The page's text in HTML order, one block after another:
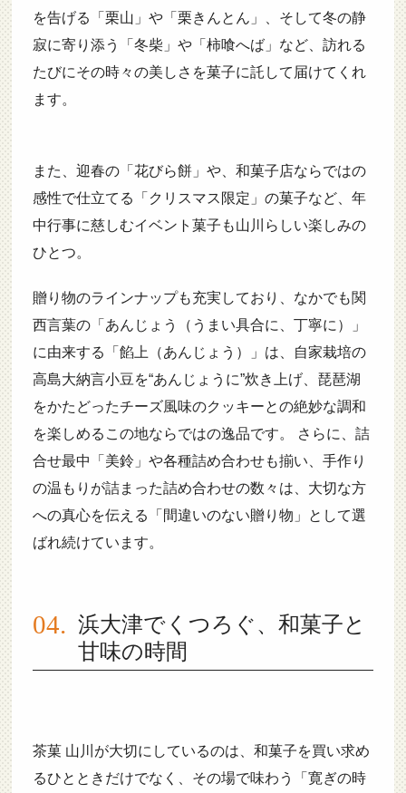
を告げる「栗山」や「栗きんとん」、そして冬の静
寂に寄り添う「冬柴」や「柿喰へば」など、訪れる
たびにその時々の美しさを菓子に託して届けてくれ
ます。
また、迎春の「花びら餅」や、和菓子店ならではの
感性で仕立てる「クリスマス限定」の菓子など、年
中行事に慈しむイベント菓子も山川らしい楽しみの
ひとつ。
贈り物のラインナップも充実しており、なかでも関
西言葉の「あんじょう（うまい具合に、丁寧に）」
に由来する「餡上（あんじょう）」は、自家栽培の
高島大納言小豆を“あんじょうに”炊き上げ、琵琶湖
をかたどったチーズ風味のクッキーとの絶妙な調和
を楽しめるこの地ならではの逸品です。 さらに、詰
合せ最中「美鈴」や各種詰め合わせも揃い、手作り
の温もりが詰まった詰め合わせの数々は、大切な方
への真心を伝える「間違いのない贈り物」として選
ばれ続けています。
浜大津でくつろぐ、和菓子と
甘味の時間
茶菓 山川が大切にしているのは、和菓子を買い求め
るひとときだけでなく、その場で味わう「寛ぎの時